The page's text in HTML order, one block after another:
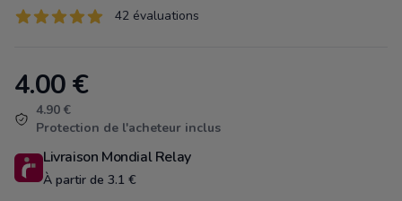
Évaluations
42 sur 5 étoiles 42 évaluations
Product information
4.00€
4.90 €
Protection de l'acheteur inclus
Livraison Mondial Relay
À partir de 3.1 €